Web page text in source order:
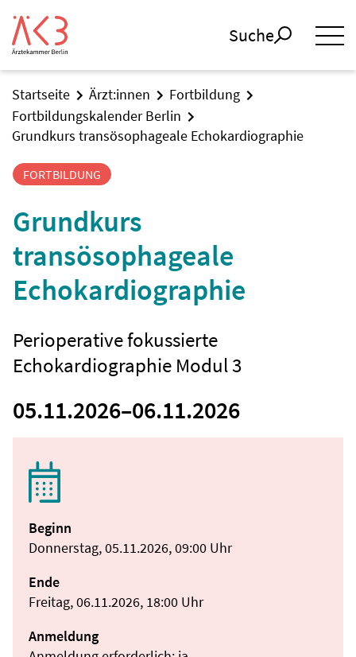
Suche
Startseite Ärzt:innen
Fortbildung
Fortbildungskalender Berlin
Grundkurs transösophageale Echokardiographie
FORTBILDUNG
Grundkurs
transösophageale
Echokardiographie
Perioperative fokussierte
Echokardiographie Modul 3
05.11.2026–06.11.2026
Beginn
Donnerstag, 05.11.2026, 09:00 Uhr
Ende
Freitag, 06.11.2026, 18:00 Uhr
Anmeldung